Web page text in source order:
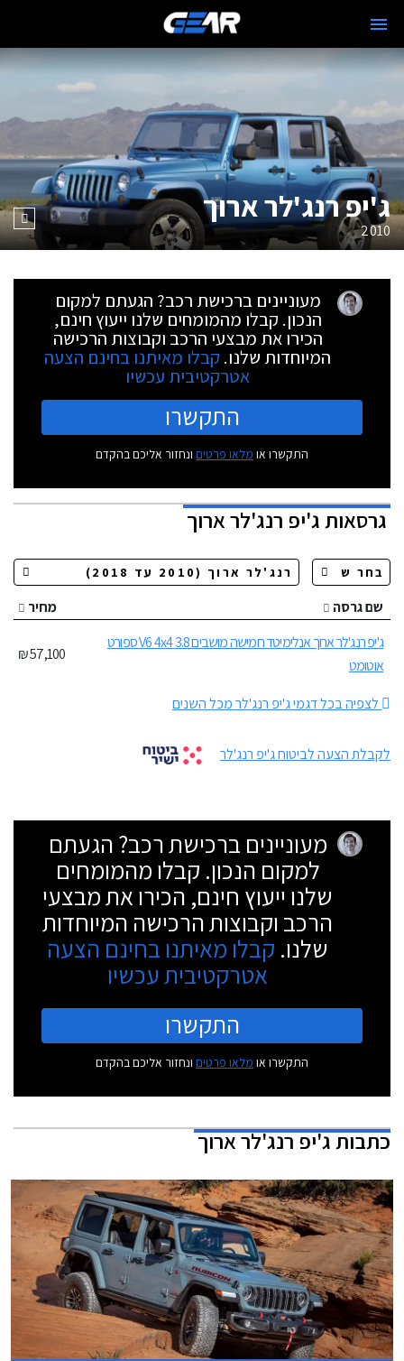
ג'יפ רנג'לר ארוך
2010
מעוניינים ברכישת רכב? הגעתם למקום
הנכון. קבלו מהמומחים שלנו ייעוץ חינם,
הכירו את מבצעי הרכב וקבוצות הרכישה
המיוחדות שלנו. קבלו מאיתנו בחינם הצעה
אטרקטיבית עכשיו
התקשרו
התקשרו או מלאו פרטים ונחזור אליכם בהקדם
גרסאותג'יפ רנג'לר ארוך
שם גרסה
מחיר
ג'יפ רנג'לר ארוך אנלימיטד חמישה מושבים 3.8 V6 4x4 ספורט
אוטומט
57,100 ₪
לצפיה בכל דגמי ג'יפ רנג'לר מכל השנים
לקבלת הצעה לביטוח ג'יפ רנג'לר
מעוניינים ברכישת רכב? הגעתם
למקום הנכון. קבלו מהמומחים
שלנו ייעוץ חינם, הכירו את מבצעי
הרכב וקבוצות הרכישה המיוחדות
שלנו. קבלו מאיתנו בחינם הצעה
אטרקטיבית עכשיו
התקשרו
התקשרו או מלאו פרטים ונחזור אליכם בהקדם
כתבותג'יפ רנג'לר ארוך